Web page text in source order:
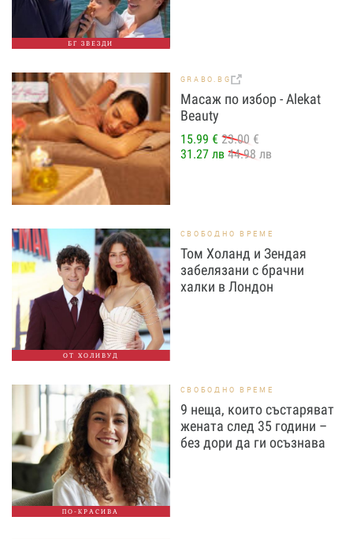
БГ ЗВЕЗДИ
GRABO.BG
Масаж по избор - Alekat
Beauty
15.99 € 23.00 €
31.27 лв 44.98 лв
ОТ ХОЛИВУД
СВОБОДНО ВРЕМЕ
Том Холанд и Зендая
забелязани с брачни
халки в Лондон
ПО-КРАСИВА
СВОБОДНО ВРЕМЕ
9 неща, които състаряват
жената след 35 години –
без дори да ги осъзнава